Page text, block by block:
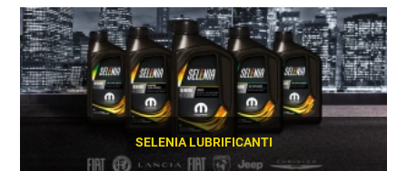
SCOPRI
SELENIA LUBRIFICANTI